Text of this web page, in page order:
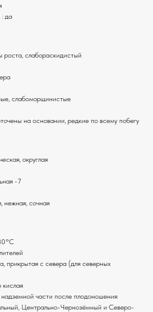
: да
слабораскидистый
слабоморщинистые
на основании, редкие по всему побегу
округлая
-7
нежная, сочная
прикрытая с севера (для северных
кислая
части после плодоношения
Центрально-Чернозёмный и Северо-